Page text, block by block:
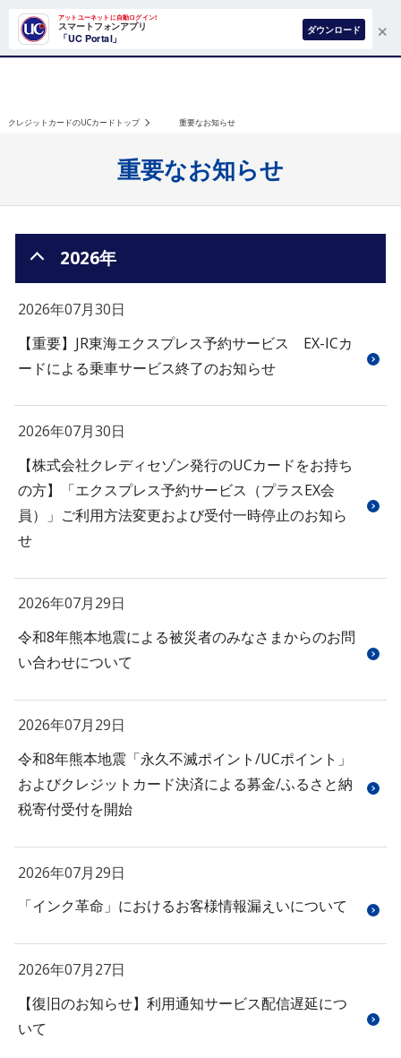
クレジットカードのUCカードトップ 重要なお知らせ
重要なお知らせ
2026年
2026年07月30日
【重要】JR東海エクスプレス予約サービス EX-ICカ
ードによる乗車サービス終了のお知らせ
2026年07月30日
【株式会社クレディセゾン発行のUCカードをお持ち
の方】「エクスプレス予約サービス（プラスEX会
員）」ご利用方法変更および受付一時停止のお知ら
せ
2026年07月29日
令和8年熊本地震による被災者のみなさまからのお問
い合わせについて
2026年07月29日
令和8年熊本地震「永久不滅ポイント/UCポイント」
およびクレジットカード決済による募金/ふるさと納
税寄付受付を開始
2026年07月29日
「インク革命」におけるお客様情報漏えいについて
2026年07月27日
【復旧のお知らせ】利用通知サービス配信遅延につ
いて
×
アットユーネットに自動ログイン!
スマートフォンアプリ
「UC Portal」
ダウンロード